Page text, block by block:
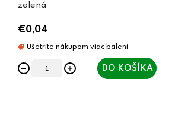
zelená
€0,04
DO KOŠÍKA